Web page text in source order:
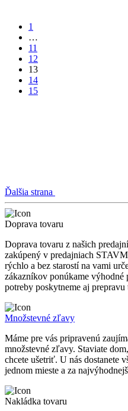
1
…
11
12
13
14
15
Ďalšia strana
Doprava tovaru
Doprava tovaru z našich
zakúpený v predajniach
rýchlo a bez starostí na vami
zákazníkov ponúkame
potreby poskytneme aj
Množstevné zľavy
Máme pre vás pripravenú
množstevné zľavy. Staviate
chcete ušetriť. U nás dostanete
jednom mieste a za
Nakládka tovaru